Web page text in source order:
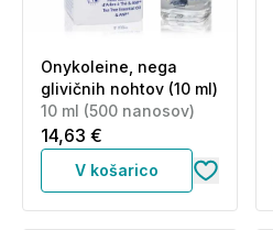
Onykoleine, nega
glivičnih nohtov (10 ml)
10 ml (500 nanosov)
14,63 €
V košarico